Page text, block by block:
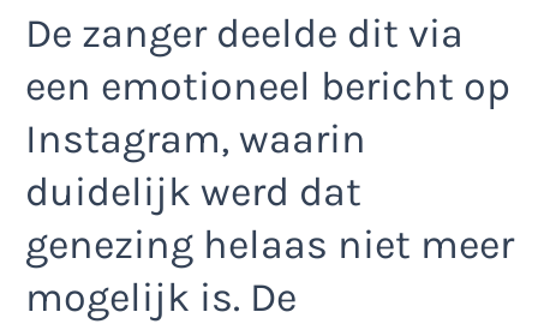
De zanger deelde dit via
een emotioneel bericht op
Instagram, waarin
duidelijk werd dat
genezing helaas niet meer
mogelijk is. De